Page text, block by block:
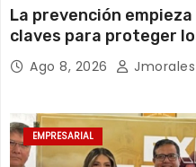
La prevención
claves para proteger
NiñoAgo 8, 2026 Jmorales
EMPRESARIAL